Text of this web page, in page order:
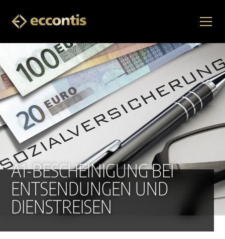
A1-BESCHEINIGUNG BEI
ENTSENDUNGEN UND
DIENSTREISEN